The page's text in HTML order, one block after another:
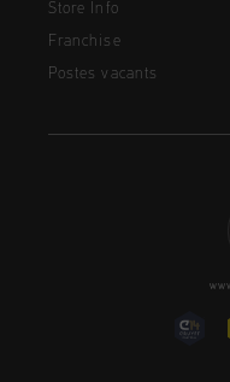
Store Info
Franchise
Postes vacants